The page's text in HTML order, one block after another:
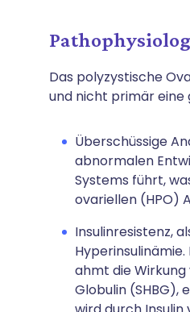
Das polyzystische
und nicht primär eine
Überschüssige
abnormalen
Systems führt,
ovariellen (HPO)
Insulinresistenz,
ahmt die Wirkung
Globulin (SHBG),